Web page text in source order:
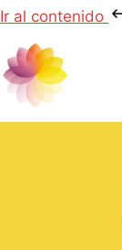
Ir al contenido